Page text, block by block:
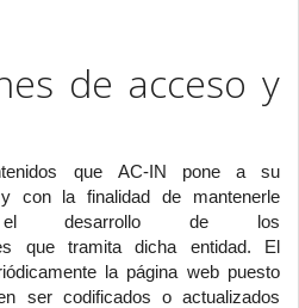
de acceso y
que AC-IN pone a su
con la finalidad de mantenerle
el desarrollo de los
que tramita dicha entidad. El
la página web puesto
ser codificados o actualizados